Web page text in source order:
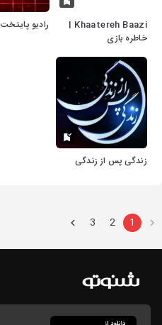
Khaatereh Baazi |
خاطره بازی
رادیو پایتخت
زندگی پس از زندگی
1
2
3